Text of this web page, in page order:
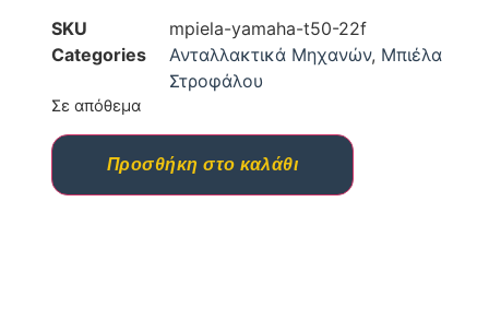
SKU
mpiela-yamaha-t50-22f
Categories
Ανταλλακτικά Μηχανών, Μπιέλα
Στροφάλου
Σε απόθεμα
Προσθήκη στο καλάθι